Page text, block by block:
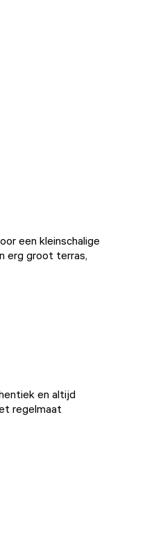
een kleinschalige
erg groot terras,
en altijd
regelmaat